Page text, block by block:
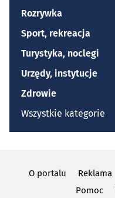
Rozrywka
Sport, rekreacja
Turystyka, noclegi
Urzędy, instytucje
Zdrowie
Wszystkie kategorie
O portalu Reklama
Pomoc